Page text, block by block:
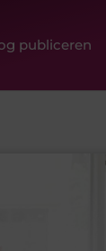
publiceren